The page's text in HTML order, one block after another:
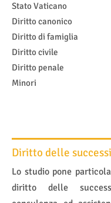
Stato Vaticano
Diritto canonico
Diritto di famiglia​​​​​
Diritto civile​
Diritto penale​
Minori​​​​​
Diritto delle
Lo studio pone
diritto delle